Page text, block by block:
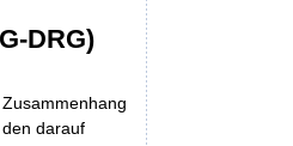
DRG)
darauf